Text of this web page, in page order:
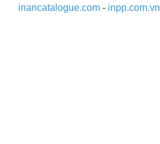
inancatalogue.com - inpp.com.vn